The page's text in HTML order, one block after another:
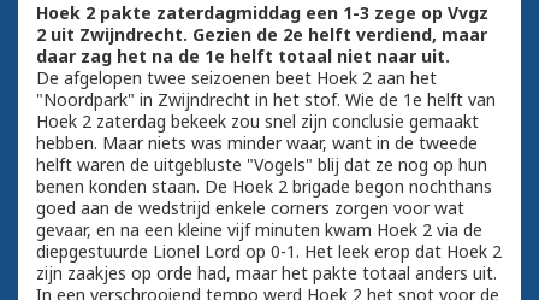
Hoek 2 pakte zaterdagmiddag een 1-3 zege op Vvgz
2 uit Zwijndrecht. Gezien de 2e helft verdiend, maar
daar zag het na de 1e helft totaal niet naar uit.
De afgelopen twee seizoenen beet Hoek 2 aan het
"Noordpark" in Zwijndrecht in het stof. Wie de 1e helft van
Hoek 2 zaterdag bekeek zou snel zijn conclusie gemaakt
hebben. Maar niets was minder waar, want in de tweede
helft waren de uitgebluste "Vogels" blij dat ze nog op hun
benen konden staan. De Hoek 2 brigade begon nochthans
goed aan de wedstrijd enkele corners zorgen voor wat
gevaar, en na een kleine vijf minuten kwam Hoek 2 via de
diepgestuurde Lionel Lord op 0-1. Het leek erop dat Hoek 2
zijn zaakjes op orde had, maar het pakte totaal anders uit.
In een verschrooiend tempo werd Hoek 2 het snot voor de